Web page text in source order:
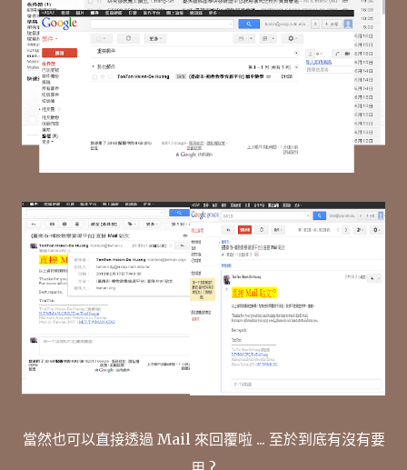
當然也可以直接透過 Mail 來回覆啦 ... 至於到底有沒有要